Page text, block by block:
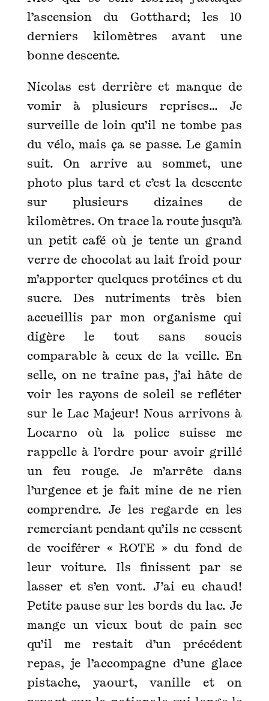
l’ascension du Gotthard; les 10
derniers kilomètres avant une
bonne descente.
Nicolas est derrière et manque de
vomir à plusieurs reprises… Je
surveille de loin qu’il ne tombe pas
du vélo, mais ça se passe. Le gamin
suit. On arrive au sommet, une
photo plus tard et c’est la descente
sur plusieurs dizaines de
kilomètres. On trace la route jusqu’à
un petit café où je tente un grand
verre de chocolat au lait froid pour
m’apporter quelques protéines et du
sucre. Des nutriments très bien
accueillis par mon organisme qui
digère le tout sans soucis
comparable à ceux de la veille. En
selle, on ne traîne pas, j’ai hâte de
voir les rayons de soleil se refléter
sur le Lac Majeur! Nous arrivons à
Locarno où la police suisse me
rappelle à l’ordre pour avoir grillé
un feu rouge. Je m’arrête dans
l’urgence et je fait mine de ne rien
comprendre. Je les regarde en les
remerciant pendant qu’ils ne cessent
de vociférer « ROTE » du fond de
leur voiture. Ils finissent par se
lasser et s’en vont. J’ai eu chaud!
Petite pause sur les bords du lac. Je
mange un vieux bout de pain sec
qu’il me restait d’un précédent
repas, je l’accompagne d’une glace
pistache, yaourt, vanille et on